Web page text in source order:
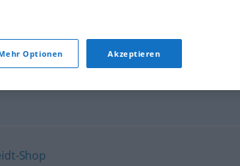
Optionen Akzeptieren